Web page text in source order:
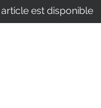
est disponible